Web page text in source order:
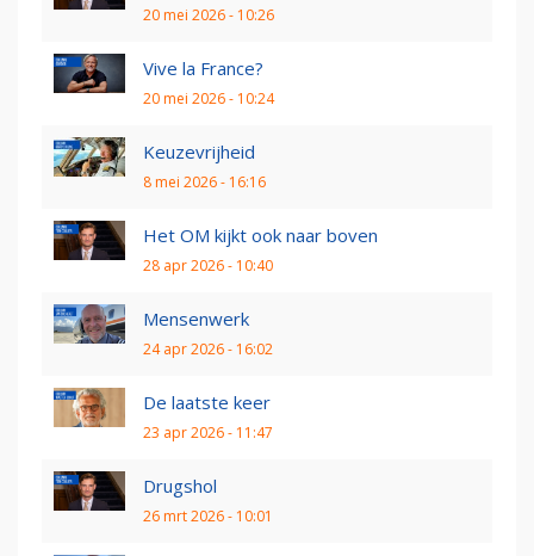
20 mei 2026 - 10:26
Vive la France?
20 mei 2026 - 10:24
Keuzevrijheid
8 mei 2026 - 16:16
Het OM kijkt ook naar boven
28 apr 2026 - 10:40
Mensenwerk
24 apr 2026 - 16:02
De laatste keer
23 apr 2026 - 11:47
Drugshol
26 mrt 2026 - 10:01